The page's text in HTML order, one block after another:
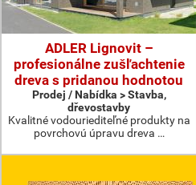
ADLER Lignovit –
profesionálne zušľachtenie
dreva s pridanou hodnotou
Prodej / Nabídka > Stavba,
dřevostavby
Kvalitné vodouriediteľné produkty na
povrchovú úpravu dreva …